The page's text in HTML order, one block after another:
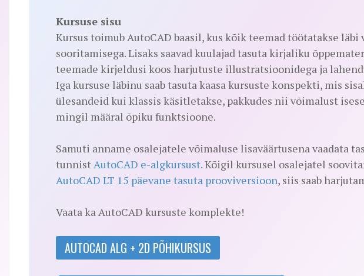
Kursuse sisu
Kursus toimub AutoCAD baasil, kus kõik teemad töötatakse läbi
sooritamisega. Lisaks saavad kuulajad tasuta kirjaliku
teemade kirjeldusi koos harjutuste illustratsioonidega ja
Iga kursuse läbinu saab tasuta kaasa kursuste konspekti, mis
ülesandeid kui klassis käsitletakse, pakkudes nii võimalust
mingil määral õpiku funktsioone.
Samuti anname osalejatele võimaluse lisaväärtusena vaadata
tunnistAutoCAD e-algkursust.Kõigil kursusel osalejatel
AutoCAD LT 15 päevane tasuta prooviversioon, siis saab
Vaata ka AutoCAD kursuste komplekte!
AUTOCAD ALG + 2D PÕHIKURSUS